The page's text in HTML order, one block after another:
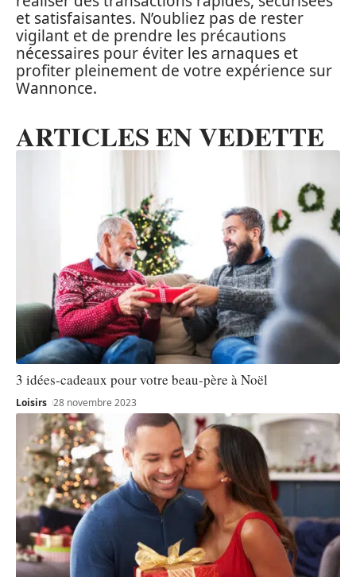
et satisfaisantes. N’oubliez pas de rester
vigilant et de prendre les précautions
nécessaires pour éviter les arnaques et
profiter pleinement de votre expérience sur
Wannonce.
ARTICLES EN VEDETTE
3 idées-cadeaux pour votre beau-père à Noël
Loisirs 28 novembre 2023